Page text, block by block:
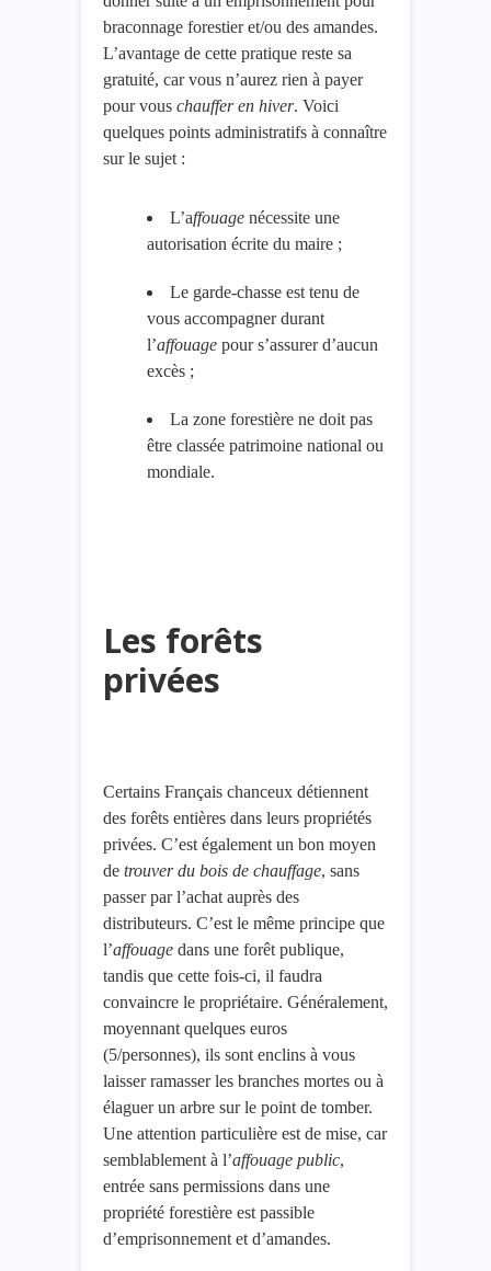
braconnage forestier et/ou des amandes.
L’avantage de cette pratique reste sa
gratuité, car vous n’aurez rien à payer
pour vous chauffer en hiver. Voici
quelques points administratifs à connaître
sur le sujet :
L’affouage nécessite une
autorisation écrite du maire ;
Le garde-chasse est tenu de
vous accompagner durant
l’affouage pour s’assurer d’aucun
excès ;
La zone forestière ne doit pas
être classée patrimoine national ou
mondiale.
Les forêts
privées
Certains Français chanceux détiennent
des forêts entières dans leurs propriétés
privées. C’est également un bon moyen
de trouver du bois de chauffage, sans
passer par l’achat auprès des
distributeurs. C’est le même principe que
l’affouage dans une forêt publique,
tandis que cette fois-ci, il faudra
convaincre le propriétaire. Généralement,
moyennant quelques euros
(5/personnes), ils sont enclins à vous
laisser ramasser les branches mortes ou à
élaguer un arbre sur le point de tomber.
Une attention particulière est de mise, car
semblablement à l’affouage public,
entrée sans permissions dans une
propriété forestière est passible
d’emprisonnement et d’amandes.